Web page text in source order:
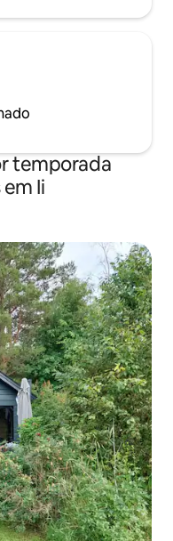
temporada
Ii